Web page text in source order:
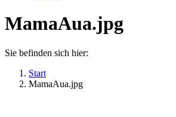
MamaAua.jpg
Sie befinden sich hier:
Start
MamaAua.jpg